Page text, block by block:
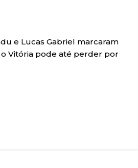
e Lucas Gabriel marcaram
o Vitória pode até perder por